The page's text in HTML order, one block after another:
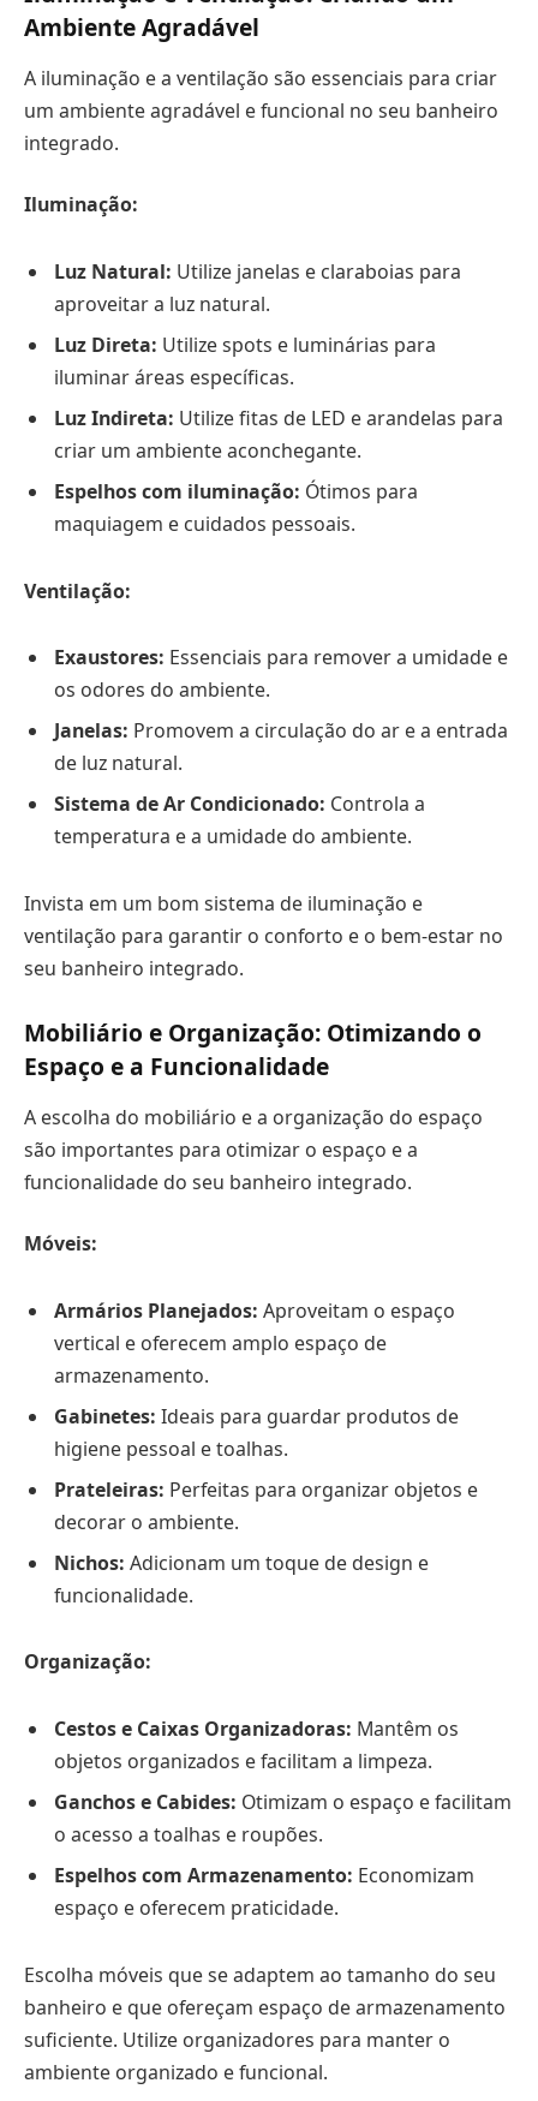
Ambiente Agradável
A iluminação e a ventilação são essenciais para criar
um ambiente agradável e funcional no seu banheiro
integrado.
Iluminação:
Luz Natural: Utilize janelas e claraboias para
aproveitar a luz natural.
Luz Direta: Utilize spots e luminárias para
iluminar áreas específicas.
Luz Indireta: Utilize fitas de LED e arandelas para
criar um ambiente aconchegante.
Espelhos com iluminação: Ótimos para
maquiagem e cuidados pessoais.
Ventilação:
Exaustores: Essenciais para remover a umidade e
os odores do ambiente.
Janelas: Promovem a circulação do ar e a entrada
de luz natural.
Sistema de Ar Condicionado: Controla a
temperatura e a umidade do ambiente.
Invista em um bom sistema de iluminação e
ventilação para garantir o conforto e o bem-estar no
seu banheiro integrado.
Mobiliário e Organização: Otimizando o
Espaço e a Funcionalidade
A escolha do mobiliário e a organização do espaço
são importantes para otimizar o espaço e a
funcionalidade do seu banheiro integrado.
Móveis:
Armários Planejados: Aproveitam o espaço
vertical e oferecem amplo espaço de
armazenamento.
Gabinetes: Ideais para guardar produtos de
higiene pessoal e toalhas.
Prateleiras: Perfeitas para organizar objetos e
decorar o ambiente.
Nichos: Adicionam um toque de design e
funcionalidade.
Organização:
Cestos e Caixas Organizadoras: Mantêm os
objetos organizados e facilitam a limpeza.
Ganchos e Cabides: Otimizam o espaço e facilitam
o acesso a toalhas e roupões.
Espelhos com Armazenamento: Economizam
espaço e oferecem praticidade.
Escolha móveis que se adaptem ao tamanho do seu
banheiro e que ofereçam espaço de armazenamento
suficiente. Utilize organizadores para manter o
ambiente organizado e funcional.